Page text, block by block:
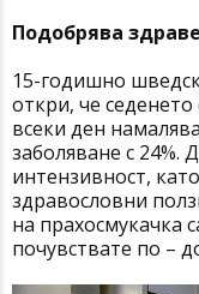
Подобрява
15-годишно
откри, че
всеки ден
заболяване с 24%.
интензивност,
здравословни
на прахосмукачка
почувствате по –